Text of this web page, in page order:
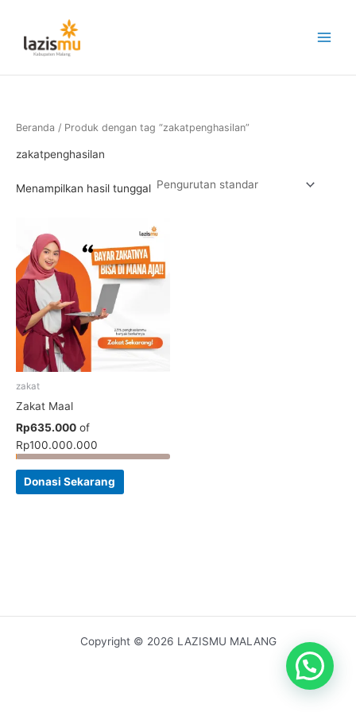
konten
Beranda / Produk dengan tag “zakatpenghasilan”
zakatpenghasilan
Menampilkan hasil tunggal
zakat
Zakat Maal
Rp635.000 of
Rp100.000.000
Donasi Sekarang
Copyright © 2026 LAZISMU MALANG